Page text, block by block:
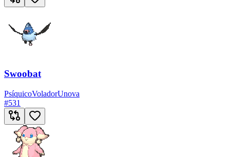
Swoobat
PsíquicoVoladorUnova
#531